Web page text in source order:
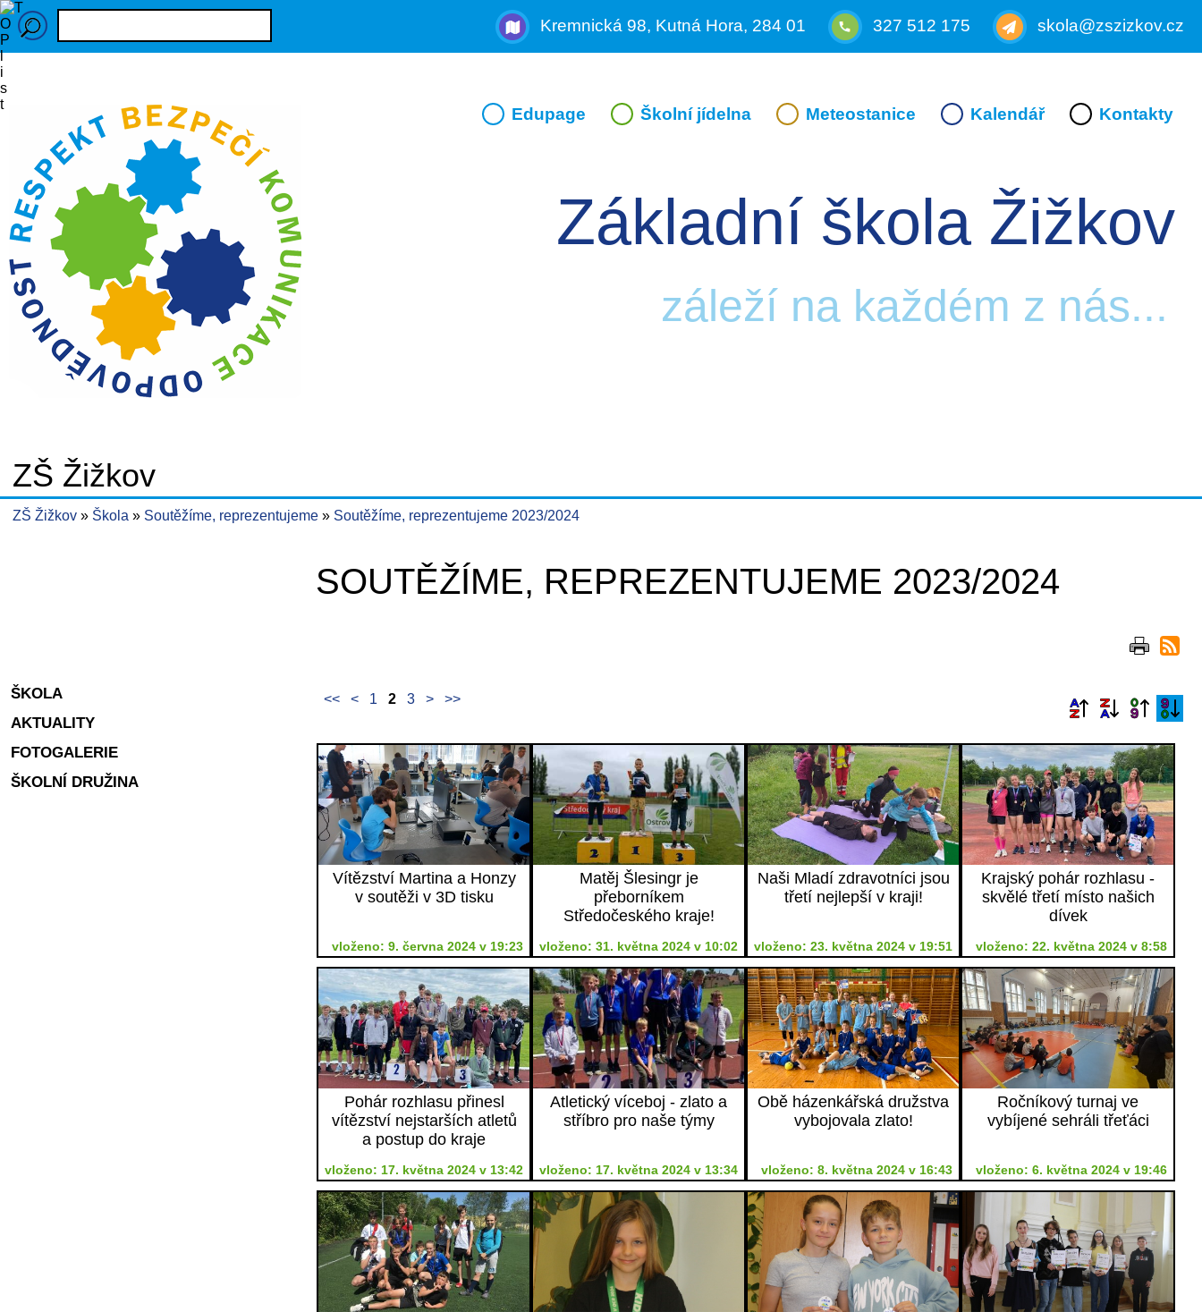
Kremnická 98, Kutná Hora, 284 01 327 512 175 skola@zszizkov.cz
Edupage Školní jídelna Meteostanice Kalendář Kontakty
Základní škola Žižkov
záleží na každém z nás...
ZŠ Žižkov
ZŠ Žižkov Škola Soutěžíme, reprezentujeme Soutěžíme, reprezentujeme 2023/2024
SOUTĚŽÍME, REPREZENTUJEME 2023/2024
<< < 1 2 3 > >>
Vítězství Martina a Honzy
v soutěži v 3D tisku
vloženo: 9. června 2024 v 19:23
Matěj Šlesingr je
přeborníkem
Středočeského kraje!
vloženo: 31. května 2024 v 10:02
Naši Mladí zdravotníci jsou
třetí nejlepší v kraji!
vloženo: 23. května 2024 v 19:51
Krajský pohár rozhlasu -
skvělé třetí místo našich
dívek
vloženo: 22. května 2024 v 8:58
Pohár rozhlasu přinesl
vítězství nejstarších atletů
a postup do kraje
vloženo: 17. května 2024 v 13:42
Atletický víceboj - zlato a
stříbro pro naše týmy
vloženo: 17. května 2024 v 13:34
Obě házenkářská družstva
vybojovala zlato!
vloženo: 8. května 2024 v 16:43
Ročníkový turnaj ve
vybíjené sehráli třeťáci
vloženo: 6. května 2024 v 19:46
ŠKOLA
AKTUALITY
FOTOGALERIE
ŠKOLNÍ DRUŽINA